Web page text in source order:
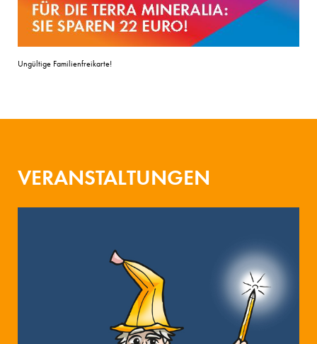
Ungültige Familienfreikarte!
VERANSTALTUNGEN